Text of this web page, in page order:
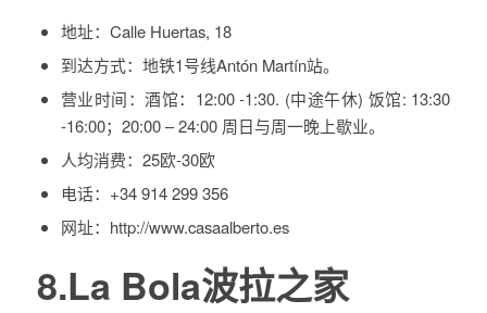
地址： Calle Huertas, 18
到达方式： 地铁1号线Antón Martín站。
营业时间：酒馆：12:00 -1:30. (中途午休) 饭馆: 13:30
-16:00；20:00 – 24:00 周日与周一晚上歇业。
人均消费： 25欧-30欧
电话： +34 914 299 356
网址： http://www.casaalberto.es
8.La Bola波拉之家